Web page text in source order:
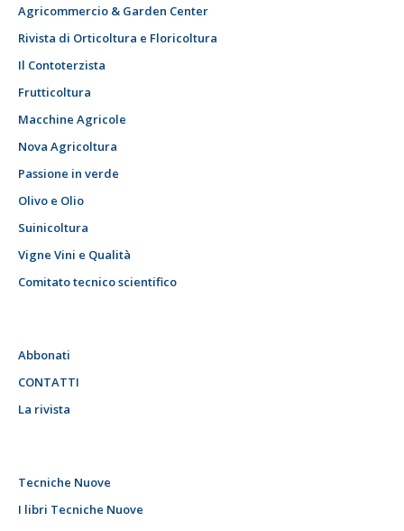
Agricommercio & Garden Center
Rivista di Orticoltura e Floricoltura
Il Contoterzista
Frutticoltura
Macchine Agricole
Nova Agricoltura
Passione in verde
Olivo e Olio
Suinicoltura
Vigne Vini e Qualità
Comitato tecnico scientifico
Abbonati
CONTATTI
La rivista
Tecniche Nuove
I libri Tecniche Nuove